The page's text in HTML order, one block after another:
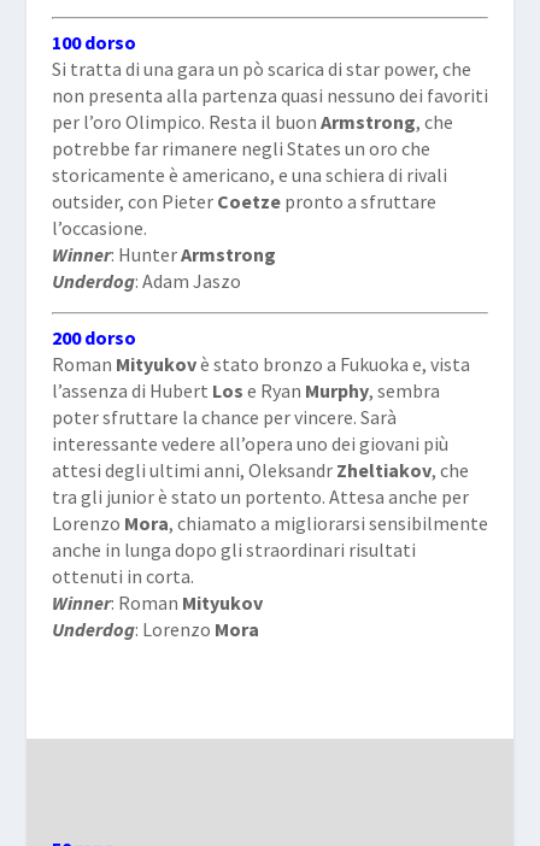
100 dorso
Si tratta di una gara un pò scarica di star power, che
non presenta alla partenza quasi nessuno dei favoriti
per l’oro Olimpico. Resta il buon Armstrong, che
potrebbe far rimanere negli States un oro che
storicamente è americano, e una schiera di rivali
outsider, con Pieter Coetzepronto a sfruttare
l’occasione.
Winner: HunterArmstrong
Underdog: Adam Jaszo
200 dorso
Roman Mityukovè stato bronzo a Fukuoka e, vista
l’assenza di Hubert Los e Ryan Murphy, sembra
poter sfruttare la chance per vincere. Sarà
interessante vedere all’opera uno dei giovani più
attesi degli ultimi anni, Oleksandr Zheltiakov, che
tra gli junior è stato un portento. Attesa anche per
Lorenzo Mora, chiamato a migliorarsi sensibilmente
anche in lunga dopo gli straordinari risultati
ottenuti in corta.
Winner: Roman Mityukov
Underdog: Lorenzo Mora